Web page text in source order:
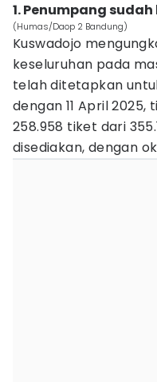
1. Penumpang
(Humas/Daop 2 Bandung)
Kuswadojo
keseluruhan pada
telah ditetapkan
dengan 11 April
258.958 tiket dari
disediakan, dengan